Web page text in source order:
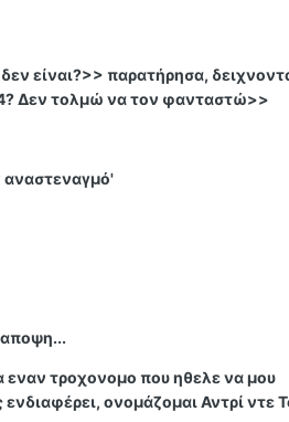
είναι?>> παρατήρησα,
Δεν τολμώ να τον φανταστώ>>
αναστεναγμό'
αποψη...
τροχονομο που ηθελε να μου
ονομάζομαι Αντρί ντε